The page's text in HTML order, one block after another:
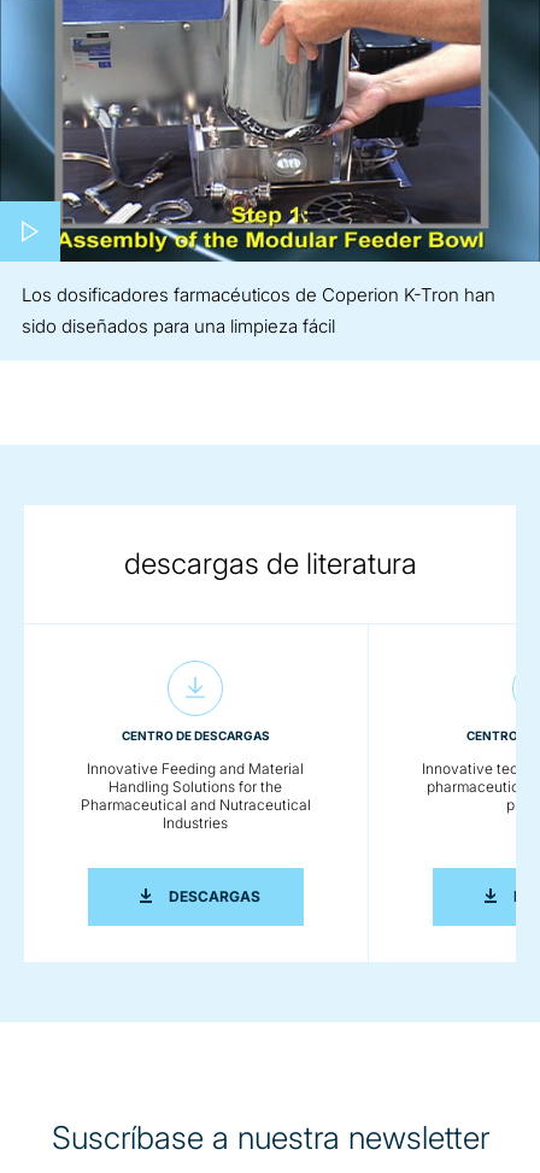
Play video
Los dosificadores farmacéuticos de Coperion K-Tron han
sido diseñados para una limpieza fácil
descargas de literatura
CENTRO DE DESCARGAS
Innovative Feeding and Material
Handling Solutions for the
Pharmaceutical and Nutraceutical
Industries
DESCARGASINNOVATIVE FEEDING AND MATERIAL
CENTRO
Innovative
pharmaceutical
Suscríbase a nuestra newsletter